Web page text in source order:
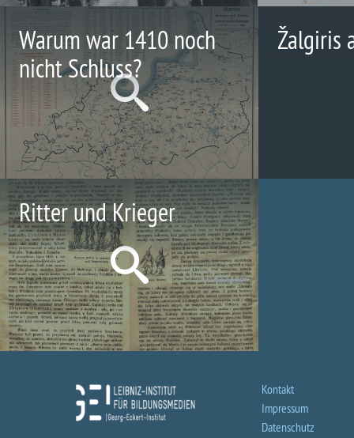
Warum war 1410 noch
nicht Schluss?
Žalgiris
Ritter und Krieger
Kontakt
Impressum
Datenschutz